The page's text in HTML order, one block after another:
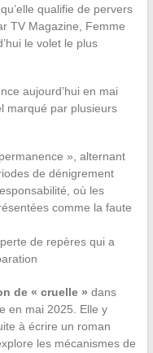
qualifie de pervers
TV Magazine, Femme
le volet le plus
aujourd’hui en mai
marqué par plusieurs
», alternant
de dénigrement
où les
comme la faute
de repères qui a
de « cruelle » dans
en mai 2025. Elle y
à écrire un roman
les mécanismes de